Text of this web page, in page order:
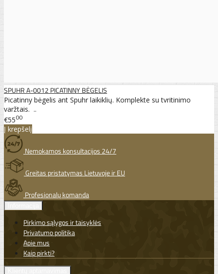
SPUHR A-0012 PICATINNY BĖGELIS
Picatinny bėgelis ant Spuhr laikiklių. Komplekte su tvritinimo
varžtais. ..
€5500
Į krepšelį
Nemokamos konsultacijos 24/7
Greitas pristatymas Lietuvoje ir EU
Profesionalų komanda
Pirkimo sąlygos ir taisyklės
Privatumo politika
Apie mus
Kaip pirkti?